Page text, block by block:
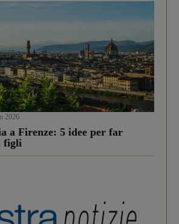
2026
a Firenze: 5 idee per far
figli